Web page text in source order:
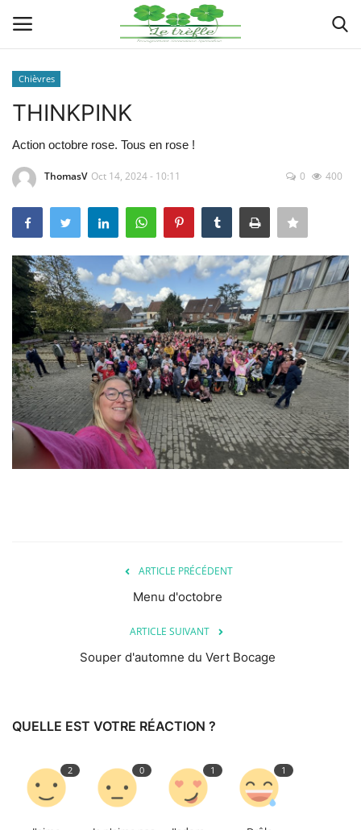
Actualités
Implantations
Organigramme
Galeries
Documents
Contacts
Chièvres
THINKPINK
Action octobre rose. Tous en rose !
ThomasV Oct 14, 2024 - 10:11 0 400
ARTICLE PRÉCÉDENT
Menu d'octobre
ARTICLE SUIVANT
Souper d'automne du Vert Bocage
QUELLE EST VOTRE RÉACTION ?
2 0 1 1